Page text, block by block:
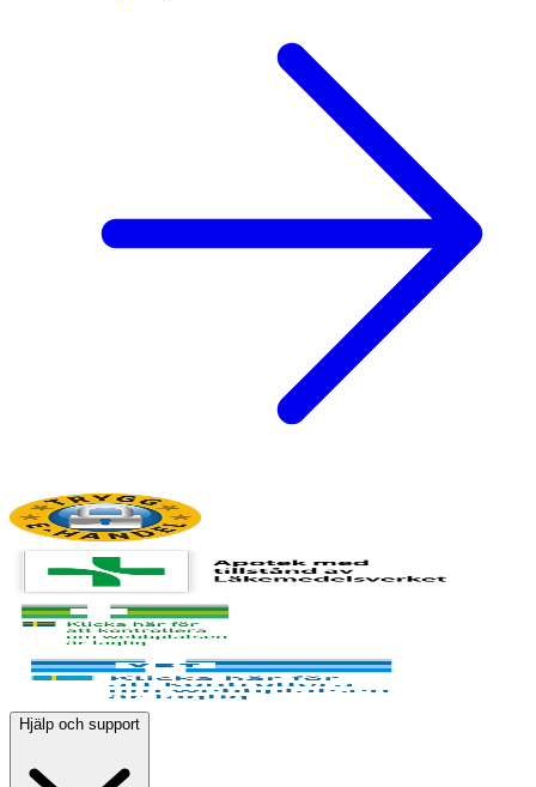
Hjälp och support